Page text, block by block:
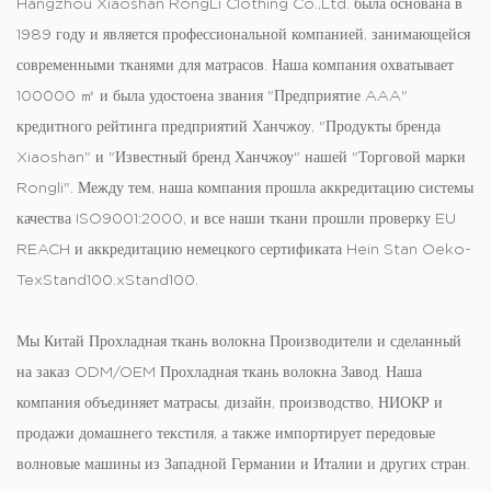
обеспечивает сопротивление механическому напряжению и
истиранию, что обеспечивает сохраняется прочность на разрыв и
размерная стабильность после повторной нагрузки и воздействия на
окружающую среду.
Совместима ли ткань с более холодным волокном с
промышленными покрытиями или ламинатами?
Да, свойства поверхности ткани позволяют адгезию стандартными
промышленными покрытиями, ламинатами или функциональными
мембранами, что позволяет интегрировать в композитные системы
Hangzhou Xiaoshan RongLi Clothing Co.,Ltd. была основана в
1989 году и является профессиональной компанией, занимающейся
современными тканями для матрасов. Наша компания охватывает
100000 ㎡ и была удостоена звания "Предприятие AAA"
кредитного рейтинга предприятий Ханчжоу, "Продукты бренда
Xiaoshan" и "Известный бренд Ханчжоу" нашей "Торговой марки
Rongli". Между тем, наша компания прошла аккредитацию системы
качества ISO9001:2000, и все наши ткани прошли проверку EU
REACH и аккредитацию немецкого сертификата Hein Stan Oeko-
TexStand100.xStand100.
Мы Китай Прохладная ткань волокна Производители и сделанный
на заказ ODM/OEM Прохладная ткань волокна Завод. Наша
компания объединяет матрасы, дизайн, производство, НИОКР и
продажи домашнего текстиля, а также импортирует передовые
волновые машины из Западной Германии и Италии и других стран.